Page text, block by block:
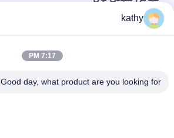
نسيج شبكي تول مطرز بالدانتيل الفوال الملون
kathy
7:17 PM
Good day, what product are you looking for?